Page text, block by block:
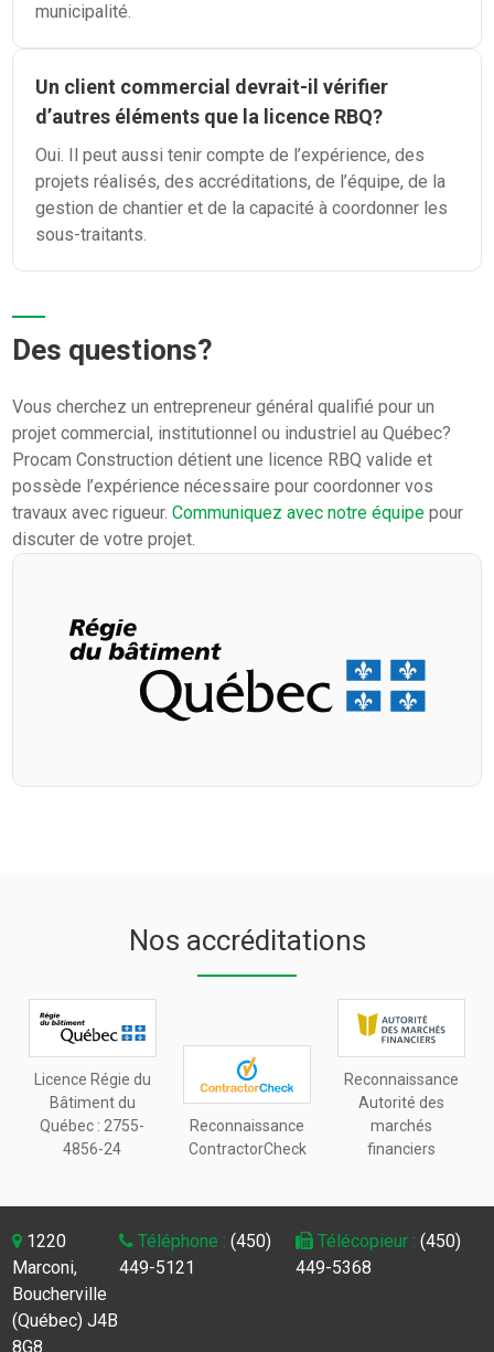
municipalité.
Un client commercial devrait-il vérifier
d’autres éléments que la licence RBQ?
Oui. Il peut aussi tenir compte de l’expérience, des
projets réalisés, des accréditations, de l’équipe, de la
gestion de chantier et de la capacité à coordonner les
sous-traitants.
Des questions?
Vous cherchez un entrepreneur général qualifié pour un
projet commercial, institutionnel ou industriel au Québec?
Procam Construction détient une licence RBQ valide et
possède l’expérience nécessaire pour coordonner vos
travaux avec rigueur.Communiquez avec notre équipe pour
discuter de votre projet.
Nos accréditations
Licence Régie du
Bâtiment du
Québec :2755-
4856-24
Reconnaissance
ContractorCheck
Reconnaissance
Autorité des
marchés
financiers
1220
Marconi,
Boucherville
(Québec) J4B
8G8
Téléphone : (450)
449-5121
Télécopieur : (450)
449-5368